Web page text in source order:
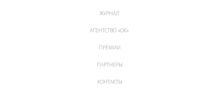
ЖУРНАЛ
АГЕНТСТВО «ОК»
ПРЕМИИ
ПАРТНЕРЫ
КОНТАКТЫ